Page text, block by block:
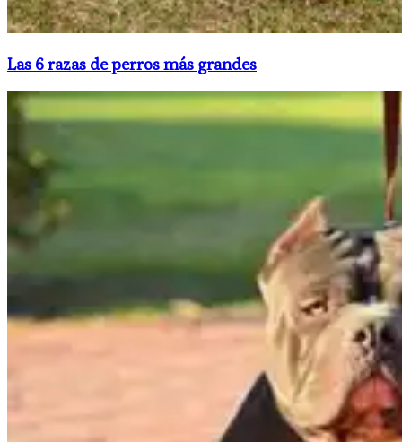
Las 6 razas de perros más grandes